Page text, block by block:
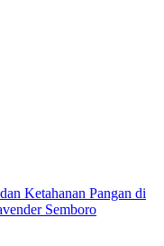
Ketahanan Pangan di
Semboro